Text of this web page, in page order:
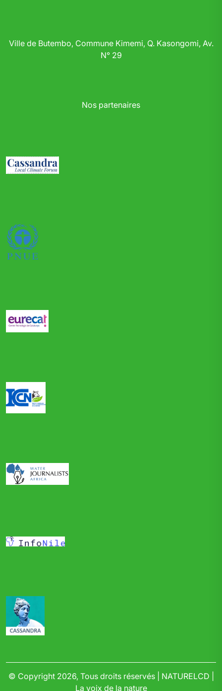
Ville de Butembo, Commune Kimemi, Q. Kasongomi, Av.
N° 29
Nos partenaires
© Copyright 2026, Tous droits réservés | NATURELCD |
La voix de la nature